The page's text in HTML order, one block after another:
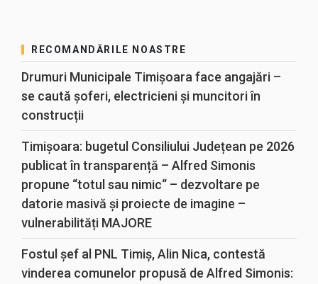
RECOMANDĂRILE NOASTRE
Drumuri Municipale Timișoara face angajări –
se caută șoferi, electricieni și muncitori în
construcții
Timișoara: bugetul Consiliului Județean pe 2026
publicat în transparență – Alfred Simonis
propune “totul sau nimic“ – dezvoltare pe
datorie masivă și proiecte de imagine –
vulnerabilități MAJORE
Fostul șef al PNL Timiș, Alin Nica, contestă
vinderea comunelor propusă de Alfred Simonis: